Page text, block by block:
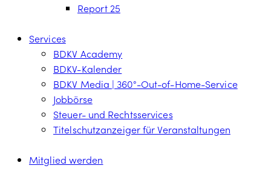
Report 25
Services
BDKV Academy
BDKV-Kalender
BDKV Media | 360°-Out-of-Home-Service
Jobbörse
Steuer- und Rechtsservices
Titelschutzanzeiger für Veranstaltungen
Mitglied werden